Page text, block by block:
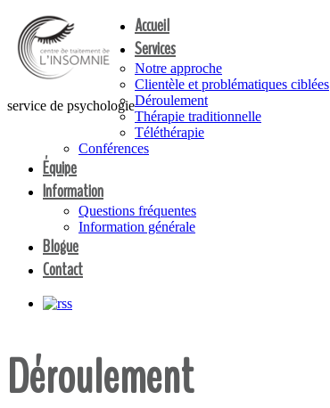
service de psychologie
Accueil
Services
Notre approche
Clientèle et problématiques ciblées
Déroulement
Thérapie traditionnelle
Téléthérapie
Conférences
Équipe
Information
Questions fréquentes
Information générale
Blogue
Contact
Déroulement